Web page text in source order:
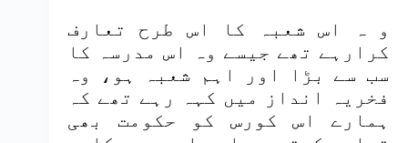
و ہ اس شعبہ کا اس طرح تعارف
کرارہے تھے جیسے وہ اس مدرسہ کا
سب سے بڑا اور اہم شعبہ ہو، وہ
فخریہ انداز میں کہہ رہے تھے کہ
ہمارے اس کورس کو حکومت بھی